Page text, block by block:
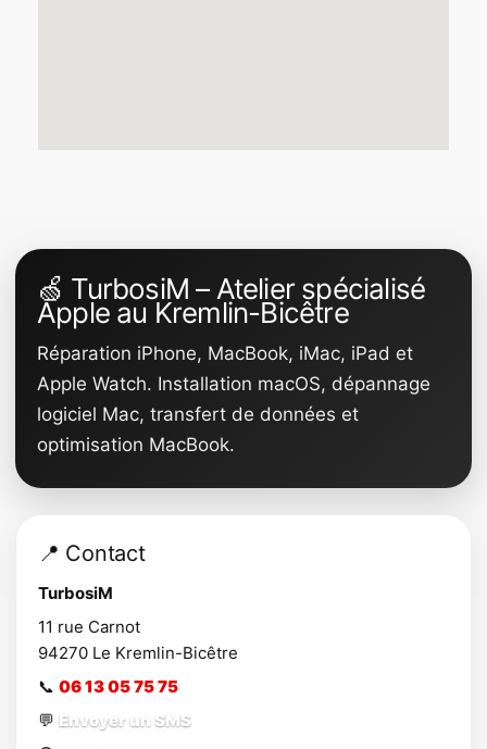
🍏 TurbosiM – Atelier spécialisé
Apple au Kremlin-Bicêtre
Réparation iPhone, MacBook, iMac, iPad et
Apple Watch. Installation macOS, dépannage
logiciel Mac, transfert de données et
optimisation MacBook.
📍 Contact
TurbosiM
11 rue Carnot
94270 Le Kremlin-Bicêtre
📞 06 13 05 75 75
💬 Envoyer un SMS